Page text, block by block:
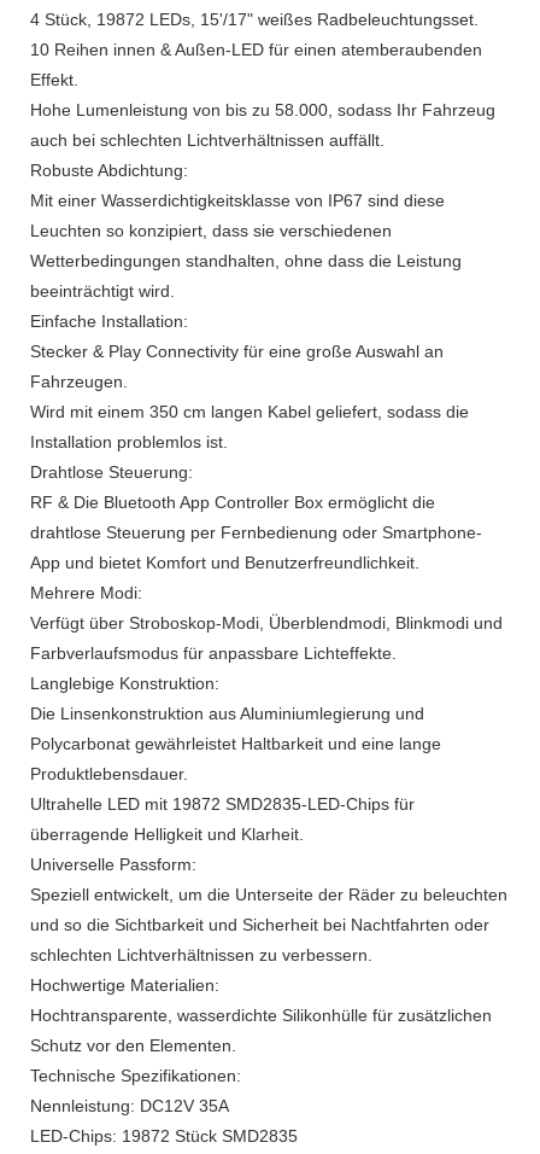
4 Stück, 19872 LEDs, 15'/17" weißes Radbeleuchtungsset.
10 Reihen innen & Außen-LED für einen atemberaubenden
Effekt.
Hohe Lumenleistung von bis zu 58.000, sodass Ihr Fahrzeug
auch bei schlechten Lichtverhältnissen auffällt.
Robuste Abdichtung:
Mit einer Wasserdichtigkeitsklasse von IP67 sind diese
Leuchten so konzipiert, dass sie verschiedenen
Wetterbedingungen standhalten, ohne dass die Leistung
beeinträchtigt wird.
Einfache Installation:
Stecker & Play Connectivity für eine große Auswahl an
Fahrzeugen.
Wird mit einem 350 cm langen Kabel geliefert, sodass die
Installation problemlos ist.
Drahtlose Steuerung:
RF & Die Bluetooth App Controller Box ermöglicht die
drahtlose Steuerung per Fernbedienung oder Smartphone-
App und bietet Komfort und Benutzerfreundlichkeit.
Mehrere Modi:
Verfügt über Stroboskop-Modi, Überblendmodi, Blinkmodi und
Farbverlaufsmodus für anpassbare Lichteffekte.
Langlebige Konstruktion:
Die Linsenkonstruktion aus Aluminiumlegierung und
Polycarbonat gewährleistet Haltbarkeit und eine lange
Produktlebensdauer.
Ultrahelle LED mit 19872 SMD2835-LED-Chips für
überragende Helligkeit und Klarheit.
Universelle Passform:
Speziell entwickelt, um die Unterseite der Räder zu beleuchten
und so die Sichtbarkeit und Sicherheit bei Nachtfahrten oder
schlechten Lichtverhältnissen zu verbessern.
Hochwertige Materialien:
Hochtransparente, wasserdichte Silikonhülle für zusätzlichen
Schutz vor den Elementen.
Technische Spezifikationen:
Nennleistung: DC12V 35A
LED-Chips: 19872 Stück SMD2835